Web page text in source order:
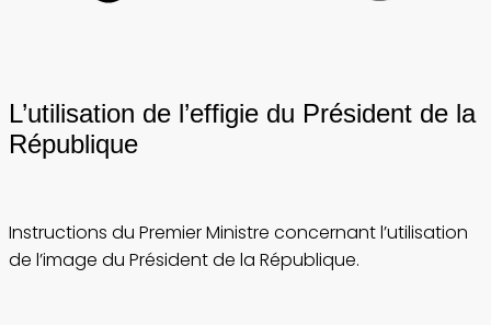
L’utilisation de l’effigie du Président de la
République
Instructions du Premier Ministre concernant l’utilisation
de l’image du Président de la République.